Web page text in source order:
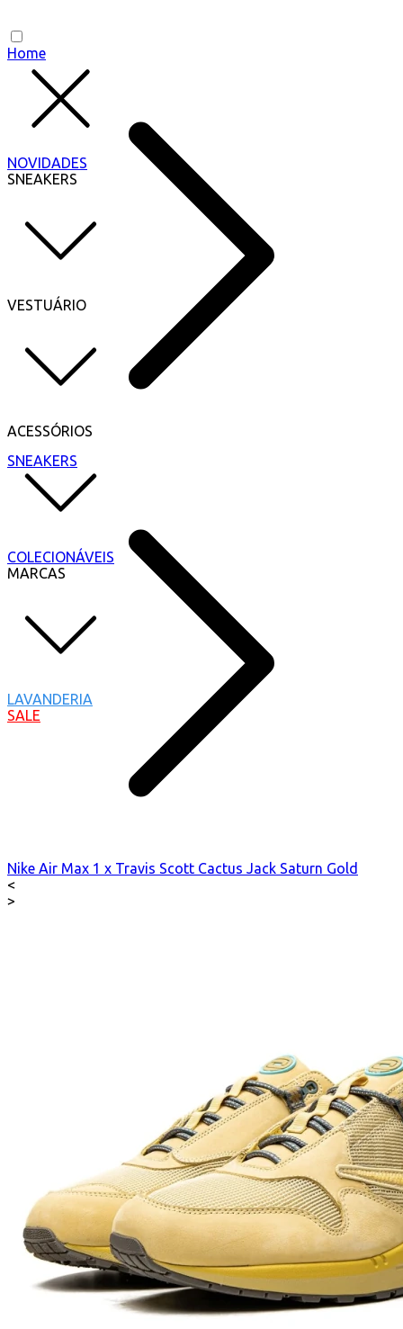
NOVIDADES
SNEAKERS
VESTUÁRIO
ACESSÓRIOS
COLECIONÁVEIS
MARCAS
LAVANDERIA
SALE
Home
SNEAKERS
Nike Air Max 1 x Travis Scott Cactus Jack Saturn Gold
<
>